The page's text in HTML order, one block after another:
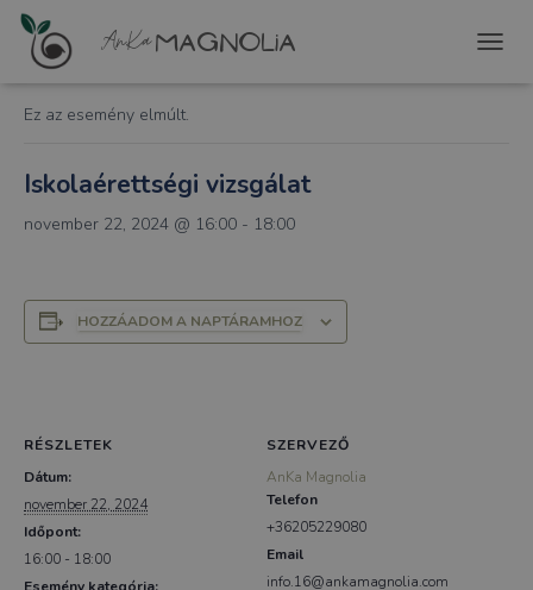
« Összes Események
Ez az esemény elmúlt.
Iskolaérettségi vizsgálat
november 22, 2024 @ 16:00 - 18:00
HOZZÁADOM A NAPTÁRAMHOZ
RÉSZLETEK
Dátum:
november 22, 2024
Időpont:
16:00 - 18:00
SZERVEZŐ
AnKa Magnolia
Telefon
+36205229080
Email
info.16@ankamagnolia.com